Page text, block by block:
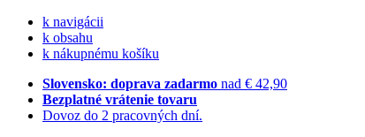
k navigácii
k obsahu
k nákupnému košíku
Slovensko: doprava zadarmo nad € 42,90
Bezplatné vrátenie tovaru
Dovoz do 2 pracovných dní.